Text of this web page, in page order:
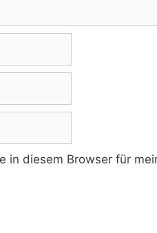
in diesem Browser für